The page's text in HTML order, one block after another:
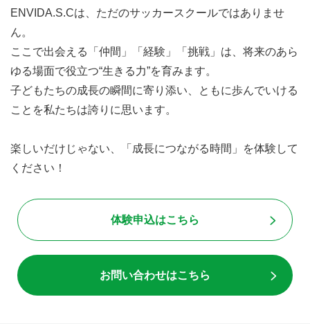
ENVIDA.S.Cは、ただのサッカースクールではありませ
ん。
ここで出会える「仲間」「経験」「挑戦」は、将来のあら
ゆる場面で役立つ“生きる力”を育みます。
子どもたちの成長の瞬間に寄り添い、ともに歩んでいける
ことを私たちは誇りに思います。
楽しいだけじゃない、「成長につながる時間」を体験して
ください！
体験申込はこちら
お問い合わせはこちら